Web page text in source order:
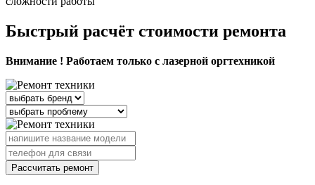
Быстрый расчёт стоимости ремонта
Внимание ! Работаем только с лазерной оргтехникой
Рассчитать ремонт